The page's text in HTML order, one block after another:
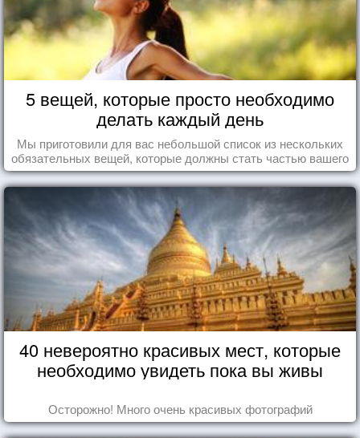
5 вещей, которые просто необходимо
делать каждый день
Мы приготовили для вас небольшой список из нескольких
обязательных вещей, которые должны стать частью вашего
дня.
40 невероятно красивых мест, которые
необходимо увидеть пока вы живы
Осторожно! Много очень красивых фотографий